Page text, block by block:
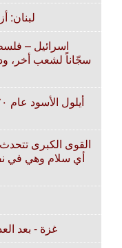
لبنان:
اسرائيل –
سجّاناً لشعب أخر،
القوى الكبرى
أي سلام وهي في
غزة - بعد